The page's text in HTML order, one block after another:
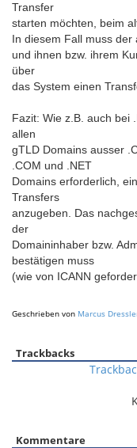
Transfer
starten möchten, beim
In diesem Fall muss der
und ihnen bzw. ihrem
über
das System einen
Fazit: Wie z.B. auch bei
allen
gTLD Domains ausser
.COM und .NET
Domains erforderlich,
Transfers
anzugeben. Das
der
Domaininhaber bzw.
bestätigen muss
(wie von ICANN
Geschrieben von Marcus
Trackbacks
Kommentare